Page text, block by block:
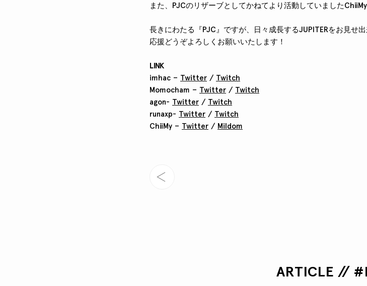
また、PJCのリザーブとしてかねてより活動していました
長きにわたる『PJC』ですが、日々成長するJUPITERをお見せ
応援どうぞよろしくお願いいたします！
LINK
imhac – Twitter / Twitch
Momocham – Twitter / Twitch
agon- Twitter / Twitch
runaxp- Twitter / Twitch
ChiiMy – Twitter / Mildom
ARTICLE //